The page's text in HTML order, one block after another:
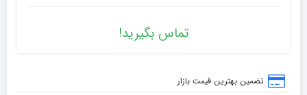
تماس بگیرید!
تضمین بهترین قیمت بازار